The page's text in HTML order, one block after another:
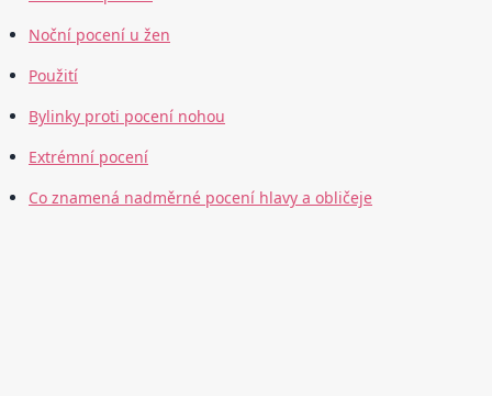
Noční pocení u žen
Použití
Bylinky proti pocení nohou
Extrémní pocení
Co znamená nadměrné pocení hlavy a obličeje